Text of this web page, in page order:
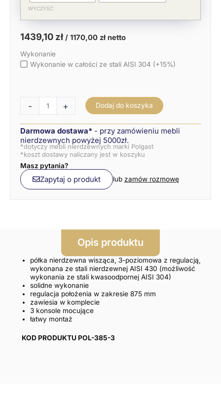
WYCZYŚĆ
1439,10 zł / 1170,00 złnetto
Wykonanie
Wykonanie w całości ze stali AISI 304 (+15%)
- + Dodaj do koszyka
Darmowa dostawa* - przy zamówieniu mebli
nierdzewnych powyżej 5000zł.
*dotyczy mebli nierdzewnych marki Polgast
*koszt dostawy naliczany jest w koszyku
Masz pytania?
Zapytaj o produkt lub zamów rozmowę
Opis produktu
półka nierdzewna wisząca, 3-poziomowa z regulacją,
wykonana ze stali nierdzewnej AISI 430 (możliwość
wykonania ze stali kwasoodpornej AISI 304)
solidne wykonanie
regulacja położenia w zakresie 875 mm
zawiesia w komplecie
3 konsole mocujące
łatwy montaż
KOD PRODUKTU POL-385-3